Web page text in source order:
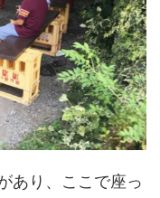
あり、ここで座っ